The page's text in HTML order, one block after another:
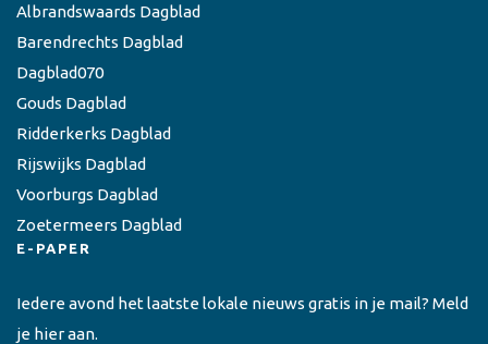
Albrandswaards Dagblad
Barendrechts Dagblad
Dagblad070
Gouds Dagblad
Ridderkerks Dagblad
Rijswijks Dagblad
Voorburgs Dagblad
Zoetermeers Dagblad
E-PAPER
Iedere avond het laatste lokale nieuws gratis in je mail? Meld
je hier aan.